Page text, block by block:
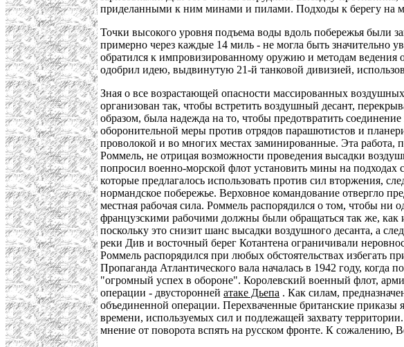
приделанными к ним минами и пилами. Подходы к берегу на
Точки высокого уровня подъема воды вдоль побережья были
примерно через каждые 14 миль - не могла быть значительно
обратился к импровизированному оружию и методам ведения
одобрил идею, выдвинутую 21-й танковой дивизией,
Зная о все возрастающей опасности массированных
организован так, чтобы встретить воздушный десант,
образом, была надежда на то, чтобы предотвратить
оборонительной меры против отрядов парашютистов и
проволокой и во многих местах заминированные. Эта работа,
Роммель, не отрицая возможности проведения высадки
попросил военно-морской флот установить мины на
которые предлагалось использовать против сил вторжения,
нормандское побережье. Верховное командование отвергло
местная рабочая сила. Роммель распорядился о том, чтобы
французскими рабочими должны были обращаться так же, как
поскольку это снизит шанс высадки воздушного десанта, а
реки Див и восточный берег Котантена ограничивали
Роммель распорядился при любых обстоятельствах избегать
Пропаганда Атлантического вала началась в 1942 году, когда
"огромный успех в обороне". Королевский военный флот,
операции - двусторонней атаке Дьепа . Как силам,
объединенной операции. Перехваченные британские приказы
времени, используемых сил и подлежащей захвату
мнение от поворота вспять на русском фронте. К сожалению,